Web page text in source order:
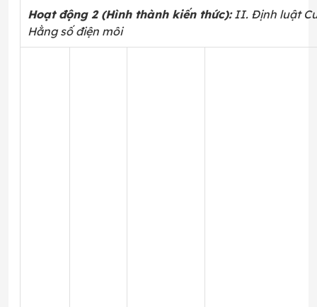
Hoạt động 2 (Hình thành kiến thức): II. Định luật
Hằng số điện môi